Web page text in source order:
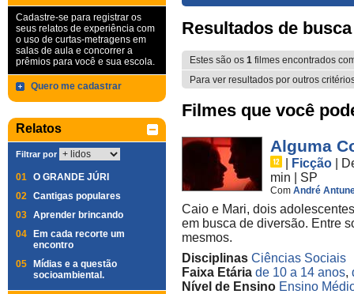
Cadastre-se para registrar os
seus relatos de experiência com
o uso de curtas-metragens em
salas de aula e concorrer a
prêmios para você e sua escola.
Quero me cadastrar
Relatos
Filtrar por
01 O GRANDE JÚRI
02 Cantigas populares
03 Aprender brincando
04
Em cada recorte um
encontro
05
Mídias e a questão
socioambiental.
Resultados de busca
Estes são os 1 filmes encontrados
Para ver resultados por outros
Filmes que você
Alguma
Ficção
min
SP
Com André
Caio e Mari, dois
em busca de diversão. Entre
mesmos.
Disciplinas Ciências Sociais
Faixa Etária de 10 a 14 anos,
Nível de Ensino Ensino